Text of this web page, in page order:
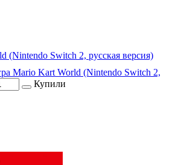
(Nintendo Switch 2, русская версия)
Mario Kart World (Nintendo Switch 2,
Купили